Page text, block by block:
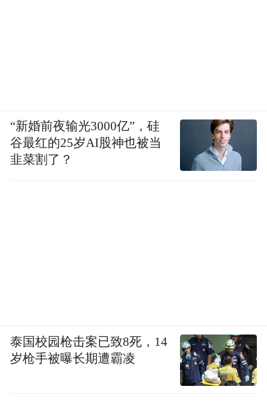
“新婚前夜输光3000亿”，硅
谷最红的25岁AI股神也被当
韭菜割了？
泰国校园枪击案已致8死，14
岁枪手被曝长期遭霸凌